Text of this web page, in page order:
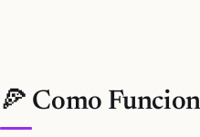
🍕 Como